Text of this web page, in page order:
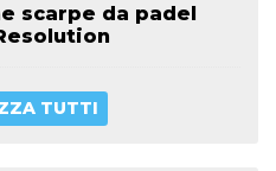
scarpe da padel
TUTTI